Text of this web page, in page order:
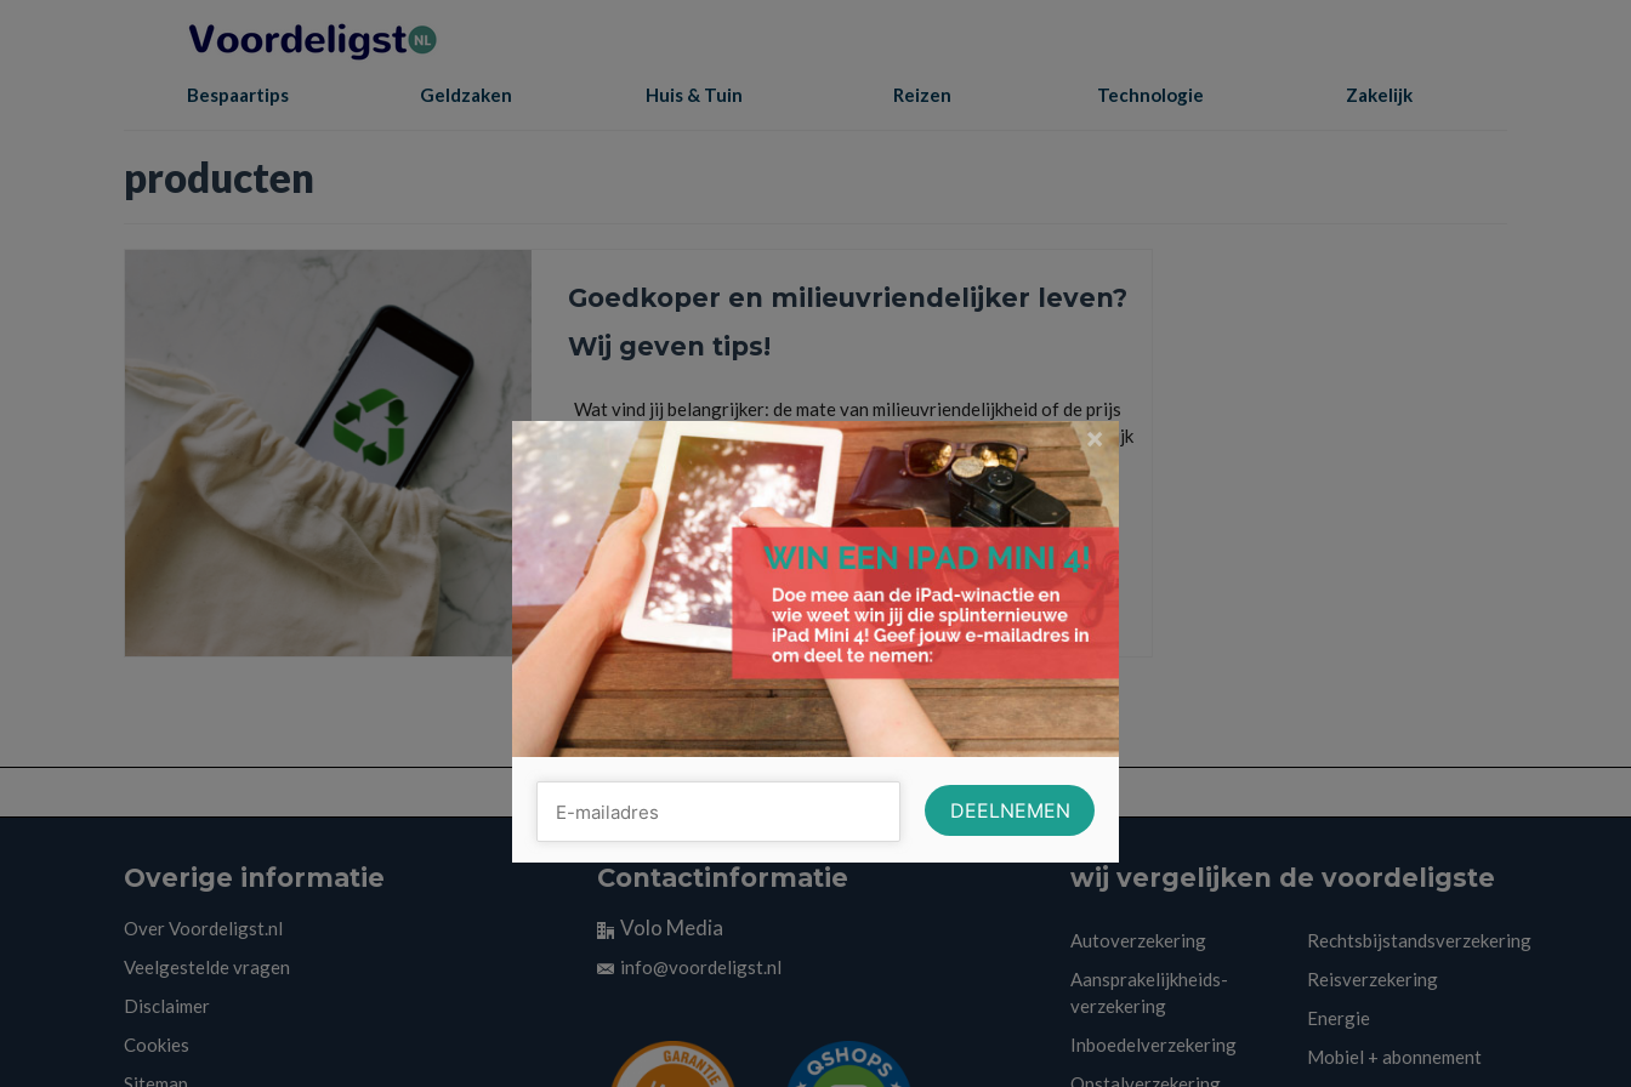
Bespaartips Geldzaken Huis & Tuin Reizen Technologie Zakelijk
producten
Goedkoper en milieuvriendelijker leven?
Wij geven tips!
Wat vind jij belangrijker: de mate van milieuvriendelijkheid of de prijs
van een product? Iedereen wilt natuurlijk zo milieuvriendelijk mogelijk
Lees Meer
artikelen ,duurzaam,goedkoper, groen,huis plastic, producten,recycle, tuin, verspilling
Overige informatie
Over Voordeligst.nl
Veelgestelde vragen
Disclaimer
Cookies
Contactinformatie
Volo Media
info@voordeligst.nl
wij vergelijken de voordeligste
Autoverzekering
Aansprakelijkheids-
verzekering
Inboedelverzekering
Rechtsbijstandsverzekering
Reisverzekering
Energie
Mobiel + abonnement
×